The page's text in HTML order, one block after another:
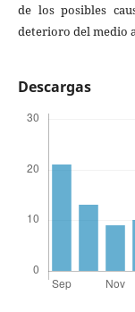
de los posibles
deterioro del medio
Descargas